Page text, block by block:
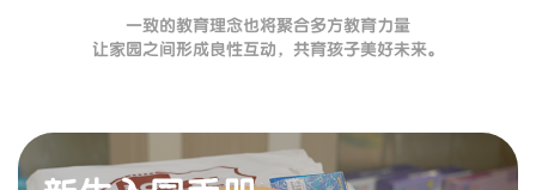
一致的教育理念也将聚合多方教育力量
让家园之间形成良性互动，共育孩子美好未来。